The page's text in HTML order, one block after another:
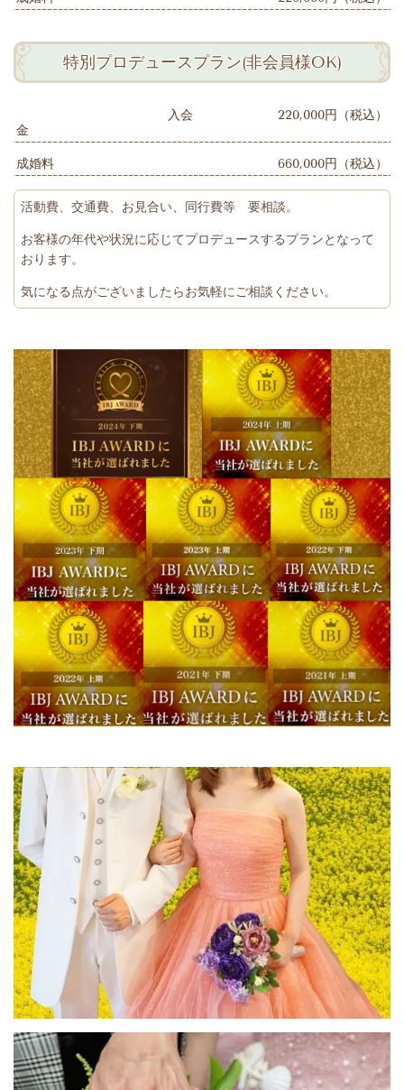
特別プロデュースプラン(非会員様OK)
入会
金
220,000円（税込）
成婚料 660,000円（税込）
活動費、交通費、お見合い、同行費等 要相談。
お客様の年代や状況に応じてプロデュースするプランとなって
おります。
気になる点がございましたらお気軽にご相談ください。